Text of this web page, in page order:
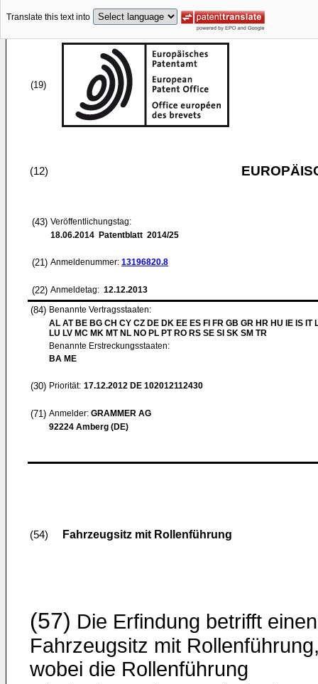
Translate this text into
(19)
(12)
(43) Veröffentlichungstag:
18.06.2014 Patentblatt 2014/25
(21) Anmeldenummer: 13196820.8
(22) Anmeldetag: 12.12.2013
(84) Benannte Vertragsstaaten:
AL AT BE BG CH CY CZ DE DK EE ES FI FR GB GR HR HU IE IS IT
LU LV MC MK MT NL NO PL PT RO RS SE SI SK SM TR
Benannte Erstreckungsstaaten:
BA ME
(30) Priorität: 17.12.2012 DE 102012112430
(71) Anmelder: GRAMMER AG
92224 Amberg (DE)
(54) Fahrzeugsitz mit Rollenführung
(57) Die Erfindung betrifft einen
Fahrzeugsitz mit
wobei die Rollenführung